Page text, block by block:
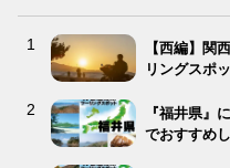
【西編】関
リングスポ
『福井県』
でおすすめ